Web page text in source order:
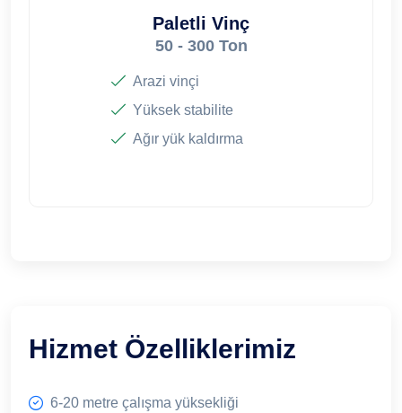
Paletli Vinç
50 - 300 Ton
Arazi vinçi
Yüksek stabilite
Ağır yük kaldırma
Hizmet Özelliklerimiz
6-20 metre çalışma yüksekliği